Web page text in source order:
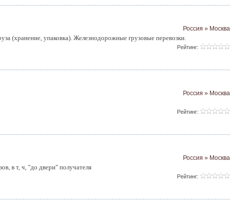
Россия » Москва
(хранение, упаковка). Железнодорожные грузовые перевозки.
Рейтинг:
Россия » Москва
Рейтинг:
Россия » Москва
в т, ч, "до двери" получателя
Рейтинг: